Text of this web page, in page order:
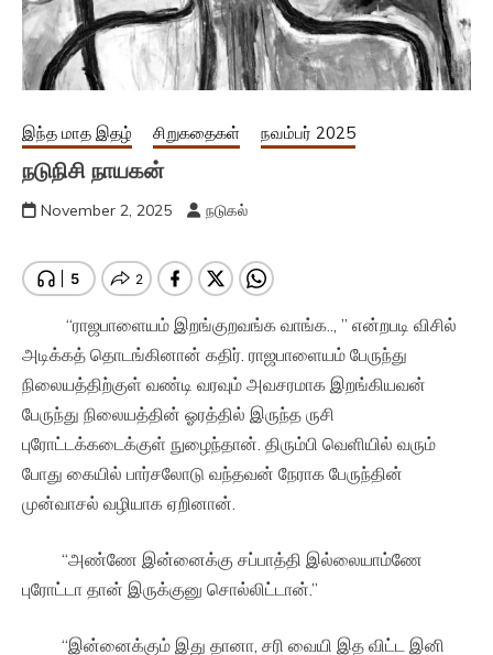
இந்த மாத இதழ் சிறுகதைகள் நவம்பர் 2025
நடுநிசி நாயகன்
November 2, 2025 நடுகல்
“ராஜபாளையம் இறங்குறவங்க வாங்க.., ” என்றபடி விசில்
அடிக்கத் தொடங்கினான் கதிர். ராஜபாளையம் பேருந்து
நிலையத்திற்குள் வண்டி வரவும் அவசரமாக இறங்கியவன்
பேருந்து நிலையத்தின் ஓரத்தில் இருந்த ருசி
புரோட்டக்கடைக்குள் நுழைந்தான். திரும்பி வெளியில் வரும்
போது கையில் பார்சலோடு வந்தவன் நேராக பேருந்தின்
முன்வாசல் வழியாக ஏறினான்.
“அண்ணே இன்னைக்கு சப்பாத்தி இல்லையாம்ணே
புரோட்டா தான் இருக்குனு சொல்லிட்டான்.”
“இன்னைக்கும் இது தானா, சரி வையி இத விட்ட இனி